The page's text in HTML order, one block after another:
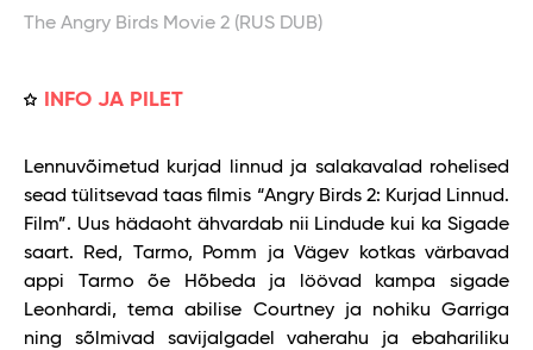
The Angry Birds Movie 2 (RUS DUB)
INFO JA PILET
Lennuvõimetud kurjad linnud ja salakavalad rohelised
sead tülitsevad taas filmis “Angry Birds 2: Kurjad Linnud.
Film”. Uus hädaoht ähvardab nii Lindude kui ka Sigade
saart. Red, Tarmo, Pomm ja Vägev kotkas värbavad
appi Tarmo õe Hõbeda ja löövad kampa sigade
Leonhardi, tema abilise Courtney ja nohiku Garriga
ning sõlmivad savijalgadel vaherahu ja ebahariliku